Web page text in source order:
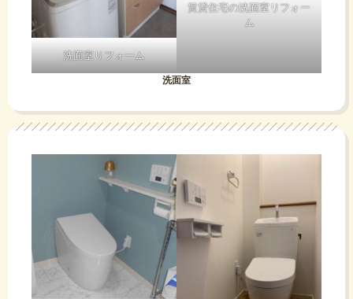
洗面室リフォーム
賃貸住宅の洗面室リフォー
ム
洗面室